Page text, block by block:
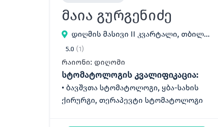
მაია გურგენიძე
დიღმის მასივი II კვარტალი, თბილისი, საქართველო
5.0 (1)
რაიონი: დიღომი
სტომატოლოგის კვალიფიკაცია:
ბავშვთა სტომატოლოგი, ყბა-სახის
ქირურგი, თერაპევტი სტომატოლოგი